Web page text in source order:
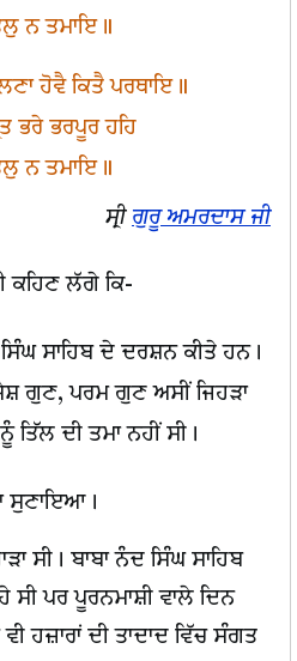
ਨ ਤਮਾਇ॥
ਹੋਵੈ ਕਿਤੈ ਪਰਥਾਇ॥
ਭਰੇ ਭਰਪੂਰ ਹਹਿ
ਨ ਤਮਾਇ॥
ਸ੍ਰੀ ਗੁਰੂ ਅਮਰਦਾਸ ਜੀ
ਕਹਿਣ ਲੱਗੇ ਕਿ-
ਸਾਹਿਬ ਦੇ ਦਰਸ਼ਨ ਕੀਤੇ ਹਨ।
ਗੁਣ, ਪਰਮ ਗੁਣ ਅਸੀਂ ਜਿਹੜਾ
ਤਿੱਲ ਦੀ ਤਮਾ ਨਹੀਂ ਸੀ।
ਸੁਣਾਇਆ।
ਸੀ। ਬਾਬਾ ਨੰਦ ਸਿੰਘ ਸਾਹਿਬ
ਪਰ ਪੂਰਨਮਾਸ਼ੀ ਵਾਲੇ ਦਿਨ
ਹਜ਼ਾਰਾਂ ਦੀ ਤਾਦਾਦ ਵਿੱਚ ਸੰਗਤ